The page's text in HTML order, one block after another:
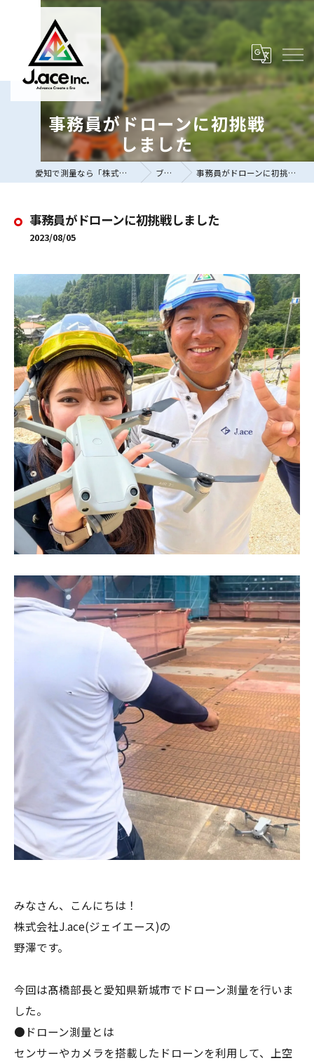
事務員がドローンに初挑戦
しました
愛知で測量なら「株式会社J.ace」 ブログ 事務員がドローンに初挑戦しました
事務員がドローンに初挑戦しました
2023/08/05
みなさん、こんにちは！
株式会社J.ace(ジェイエース)の
野澤です。
今回は髙橋部長と愛知県新城市でドローン測量を行いま
した。
●ドローン測量とは
センサーやカメラを搭載したドローンを利用して、上空